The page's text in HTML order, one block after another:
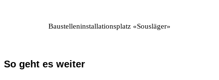
Baustelleninstallationsplatz «Sousläger»
So geht es weiter